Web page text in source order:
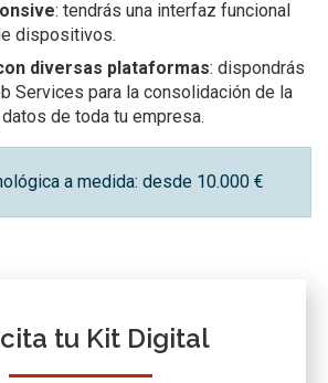
: tendrás una interfaz funcional
dispositivos.
diversas plataformas: dispondrás
Services para la consolidación de la
de toda tu empresa.
a medida: desde 10.000 €
tu Kit Digital